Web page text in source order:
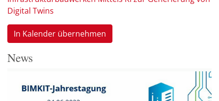
Digital Twins
In Kalender übernehmen
News